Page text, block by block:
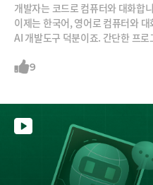
개발자는 코드로 컴퓨터와 대화합
이제는 한국어, 영어로 컴퓨터와
AI 개발도구 덕분이죠. 간단한 프
수진 박사가 커서 AI를 활용해 일반
9